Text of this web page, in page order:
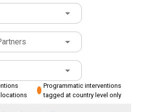
Programmatic interventions
tagged at country level only